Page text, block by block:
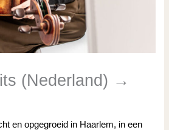
(Nederland) →
en opgegroeid in Haarlem, in een